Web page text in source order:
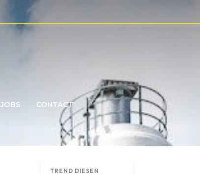
JOBS CONTACT
TREND DIESEN